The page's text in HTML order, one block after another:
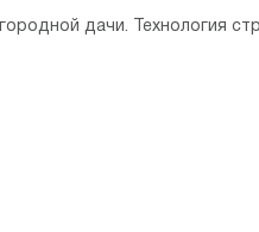
дачи. Технология